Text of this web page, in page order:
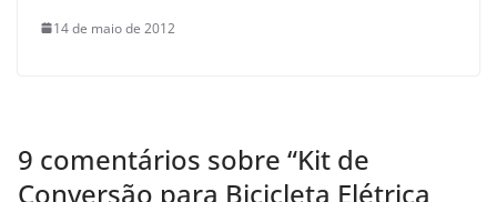
14 de maio de 2012
9 comentários sobre “Kit de
Conversão para Bicicleta Elétrica